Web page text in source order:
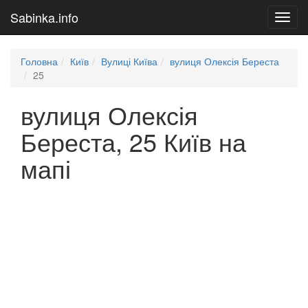
Sabinka.info
Головна Київ Вулиці Київа
вулиця Олексія Береста
25
вулиця Олексія
Береста, 25 Київ на
мапі